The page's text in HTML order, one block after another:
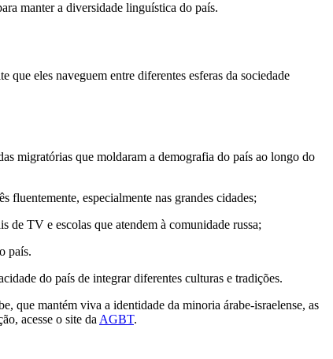
manter a diversidade linguística do país.
que eles naveguem entre diferentes esferas da sociedade
migratórias que moldaram a demografia do país ao longo do
especialmente nas grandes cidades;
de TV e escolas que atendem à comunidade russa;
país.
do país de integrar diferentes culturas e tradições.
que mantém viva a identidade da minoria árabe-israelense, as
acesse o site da AGBT.